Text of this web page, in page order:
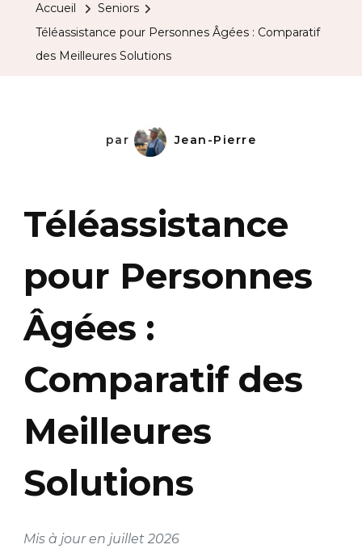
Accueil
Seniors
Téléassistance pour Personnes Âgées : Comparatif
des Meilleures Solutions
par Jean-Pierre
Téléassistance
pour Personnes
Âgées :
Comparatif des
Meilleures
Solutions
Mis à jour en juillet 2026